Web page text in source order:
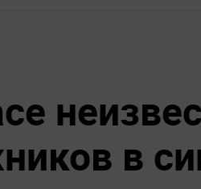
в